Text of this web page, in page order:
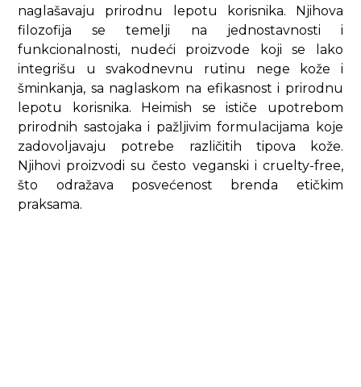
naglašavaju prirodnu lepotu korisnika. Njihova
filozofija se temelji na jednostavnosti i
funkcionalnosti, nudeći proizvode koji se lako
integrišu u svakodnevnu rutinu nege kože i
šminkanja, sa naglaskom na efikasnost i prirodnu
lepotu korisnika. Heimish se ističe upotrebom
prirodnih sastojaka i pažljivim formulacijama koje
zadovoljavaju potrebe različitih tipova kože.
Njihovi proizvodi su često veganski i cruelty-free,
što odražava posvećenost brenda etičkim
praksama.